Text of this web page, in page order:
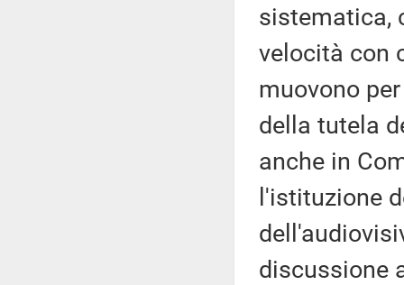
sistematica,
velocità con
muovono
della tutela
anche in
l'istituzione
discussione